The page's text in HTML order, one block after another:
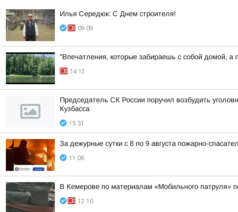
Илья Середюк: С Днем строителя!
09:09
"Впечатления, которые забираешь с собой домой,
14:12
Председатель СК России поручил возбудить
Кузбасса
15:31
За дежурные сутки с 8 по 9 августа пожарно-
11:06
В Кемерове по материалам «Мобильного патруля»
12:10